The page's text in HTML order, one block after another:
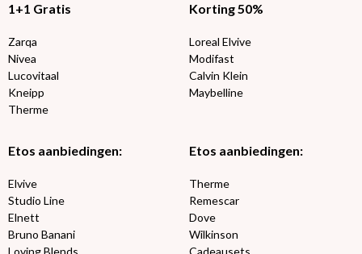
1+1 Gratis
Zarqa
Nivea
Lucovitaal
Kneipp
Therme
Korting 50%
Loreal Elvive
Modifast
Calvin Klein
Maybelline
Etos aanbiedingen:
Elvive
Studio Line
Elnett
Bruno Banani
Etos aanbiedingen:
Therme
Remescar
Dove
Wilkinson